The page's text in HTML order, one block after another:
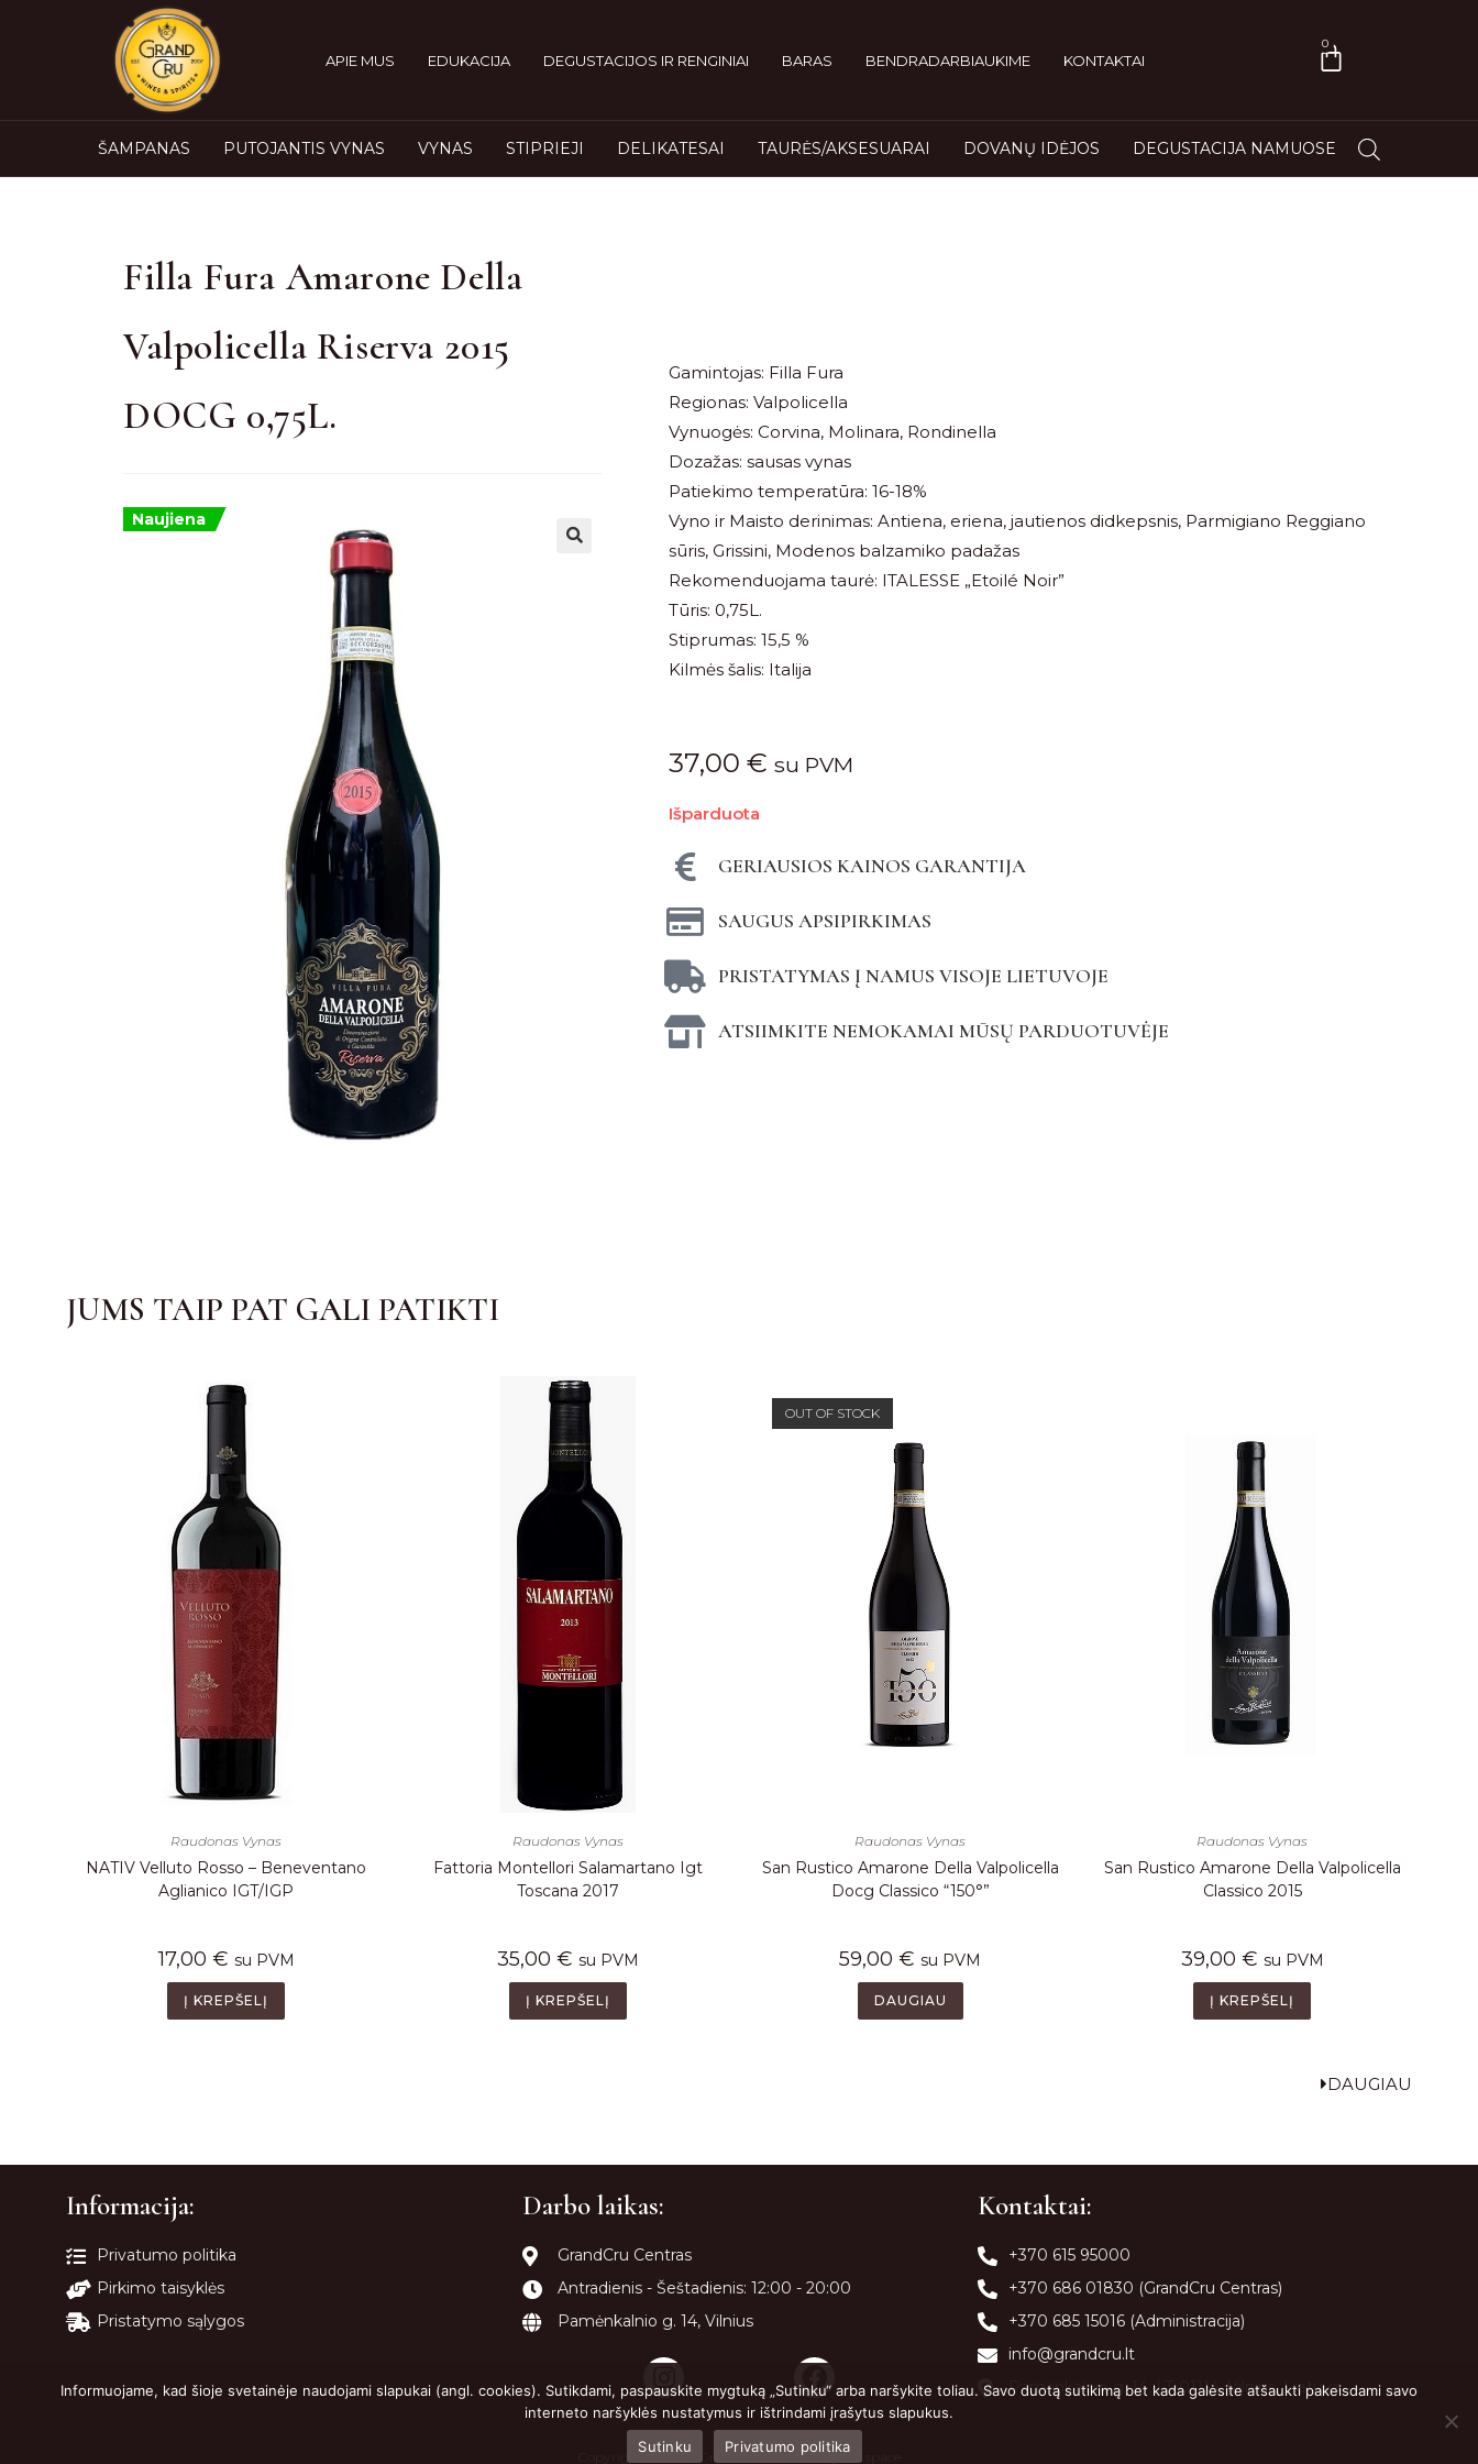
APIE MUS EDUKACIJA DEGUSTACIJOS IR RENGINIAI BARAS BENDRADARBIAUKIME KONTAKTAI
0
ŠAMPANAS PUTOJANTIS VYNAS VYNAS STIPRIEJI DELIKATESAI TAURĖS/AKSESUARAI DOVANŲ IDĖJOS DEGUSTACIJA NAMUOSE
Filla Fura Amarone Della
Valpolicella Riserva 2015
DOCG 0,75L.
Naujiena
Gamintojas: Filla Fura
Regionas: Valpolicella
Vynuogės: Corvina, Molinara, Rondinella
Dozažas: sausas vynas
Patiekimo temperatūra: 16-18%
Vyno ir Maisto derinimas: Antiena, eriena, jautienos didkepsnis, Parmigiano Reggiano
sūris, Grissini, Modenos balzamiko padažas
Rekomenduojama taurė: ITALESSE „Etoilé Noir”
Tūris: 0,75L.
Stiprumas: 15,5 %
Kilmės šalis: Italija
37,00 € su PVM
Išparduota
GERIAUSIOS KAINOS GARANTIJA
SAUGUS APSIPIRKIMAS
PRISTATYMAS Į NAMUS VISOJE LIETUVOJE
ATSIIMKITE NEMOKAMAI MŪSŲ PARDUOTUVĖJE
JUMS TAIP PAT GALI PATIKTI
Raudonas Vynas
NATIV Velluto Rosso – Beneventano
Aglianico IGT/IGP
17,00 € su PVM
Į KREPŠELĮ
Raudonas Vynas
Fattoria Montellori Salamartano Igt
Toscana 2017
35,00 € su PVM
Į KREPŠELĮ
OUT OF STOCK
Raudonas Vynas
San Rustico Amarone Della Valpolicella
Docg Classico “150°”
59,00 € su PVM
DAUGIAU
Raudonas Vynas
San Rustico Amarone Della Valpolicella
Classico 2015
39,00 € su PVM
Į KREPŠELĮ
DAUGIAU
Informacija:
Privatumo politika
Pirkimo taisyklės
Pristatymo sąlygos
Darbo laikas:
GrandCru Centras
Antradienis - Šeštadienis: 12:00 - 20:00
Pamėnkalnio g. 14, Vilnius
Kontaktai:
+370 615 95000
+370 686 01830 (GrandCru Centras)
+370 685 15016 (Administracija)
info@grandcru.lt
Pamėnkalnio g. 14, LT-01114, Vilnius, Lietuva
Copyright 2022 © GrandCruPowered byGetspace
Informuojame, kad šioje svetainėje naudojami slapukai (angl. cookies). Sutikdami, paspauskite mygtuką „Sutinku“ arba naršykite toliau. Savo duotą sutikimą bet kada galėsite atšaukti pakeisdami savo
interneto naršyklės nustatymus ir ištrindami įrašytus slapukus.
Sutinku
Privatumo politika